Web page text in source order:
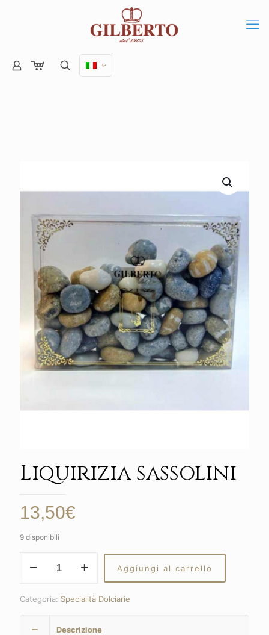
Liquirizia sassolini
13,50€
9 disponibili
sassolini
Aggiungi al carrello
Categoria: Specialità Dolciarie
Descrizione